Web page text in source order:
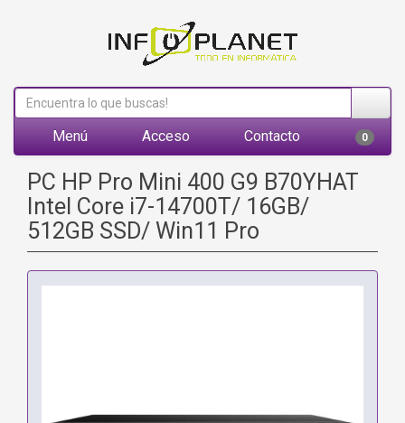
Menú Acceso Contacto 0
PC HP Pro Mini 400 G9 B70YHAT
Intel Core i7-14700T/ 16GB/
512GB SSD/ Win11 Pro